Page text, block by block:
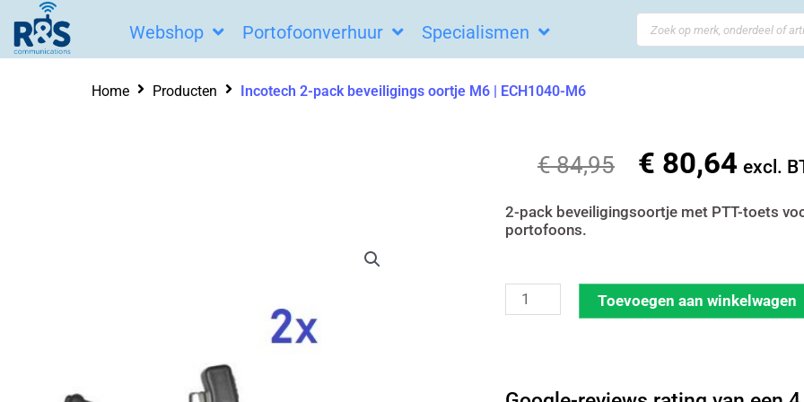
naar
Webshop Portofoonverhuur Specialismen
Search
...
Home Producten Incotech 2-pack beveiligings oortje M6 | ECH1040-M6
€84,95
Oorspronkelijke
was:
€ 80,64
is:
excl.
2-pack beveiligingsoortje met PTT-toets
portofoons.
Incotech
Toevoegen aan winkelwagen